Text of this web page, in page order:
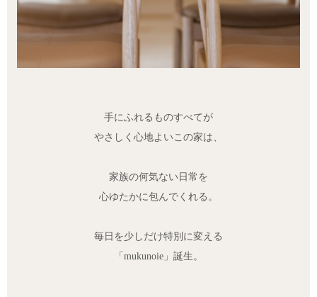
手にふれるものすべてが
やさしく心地よいこの家は、
家族の何気ない日常を
心ゆたかに包んでくれる。
毎日を少しだけ特別に変える
「mukunoie」誕生。